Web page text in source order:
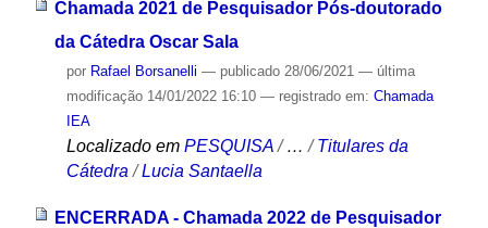
Chamada 2021 de Pesquisador Pós-doutorado
da Cátedra Oscar Sala
por Rafael Borsanelli — publicado28/06/2021 — última
modificação14/01/2022 16:10 — registrado em: Chamada
IEA
Localizado em PESQUISA /…/Titulares da
Cátedra /Lucia Santaella
ENCERRADA - Chamada 2022 de Pesquisador